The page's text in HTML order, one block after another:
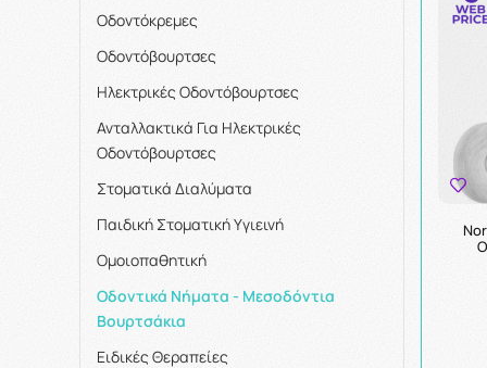
Οδοντόκρεμες
Οδοντόβουρτσες
Ηλεκτρικές Οδοντόβουρτσες
Ανταλλακτικά Για Ηλεκτρικές
Οδοντόβουρτσες
Στοματικά Διαλύματα
Παιδική Στοματική Υγιεινή
Ομοιοπαθητική
Οδοντικά Νήματα - Μεσοδόντια
Βουρτσάκια
Ειδικές Θεραπείες